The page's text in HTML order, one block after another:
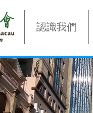
認識我們